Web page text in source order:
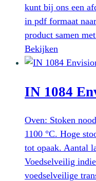
kunt bij ons een
in pdf formaat
product samen
Bekijken
IN 1084
Oven: Stoken
1100 °C. Hoge
tot opaak. Aantal
Voedselveilig
voedselveilige